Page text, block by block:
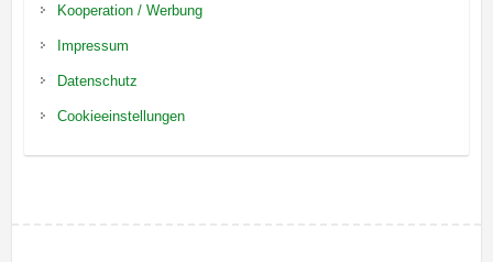
Kooperation / Werbung
Impressum
Datenschutz
Cookieeinstellungen